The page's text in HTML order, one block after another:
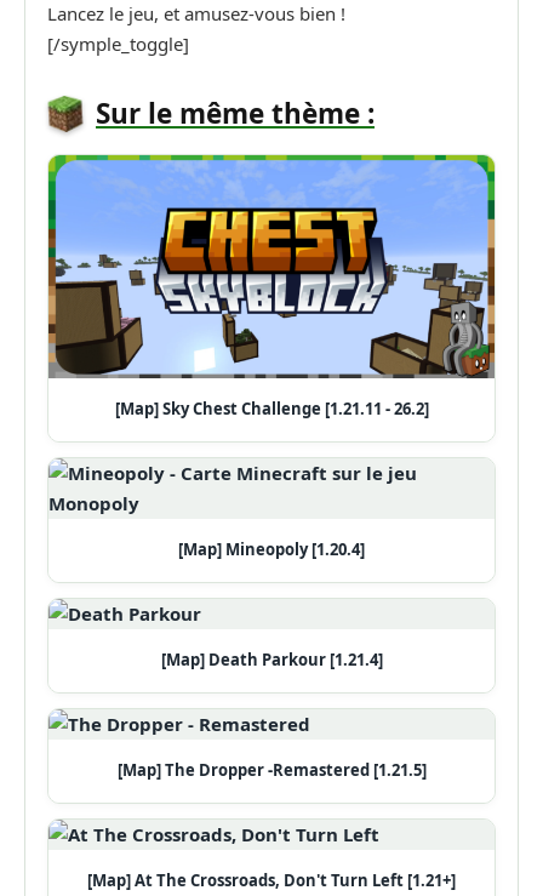
Lancez le jeu, et amusez-vous bien !
[/symple_toggle]
Sur le même thème :
[Map] Sky Chest Challenge [1.21.11 - 26.2]
[Map] Mineopoly [1.20.4]
[Map] Death Parkour [1.21.4]
[Map] The Dropper -Remastered [1.21.5]
[Map] At The Crossroads, Don't Turn Left [1.21+]